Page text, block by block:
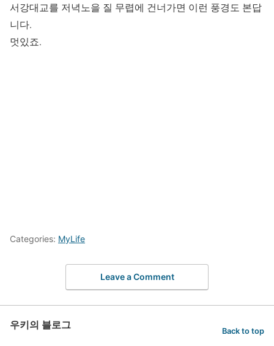
서강대교를 저녁노을 질 무렵에 건너가면 이런 풍경도 본답
니다.
멋있죠.
Categories: MyLife
Leave a Comment
우키의 블로그 Back to top